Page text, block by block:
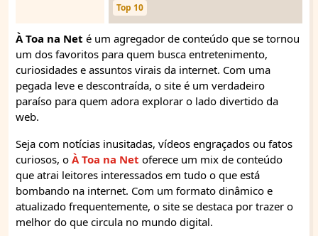
Top 10
À Toa na Net é um agregador de conteúdo que se tornou
um dos favoritos para quem busca entretenimento,
curiosidades e assuntos virais da internet. Com uma
pegada leve e descontraída, o site é um verdadeiro
paraíso para quem adora explorar o lado divertido da
web.
Seja com notícias inusitadas, vídeos engraçados ou fatos
curiosos, o À Toa na Net oferece um mix de conteúdo
que atrai leitores interessados em tudo o que está
bombando na internet. Com um formato dinâmico e
atualizado frequentemente, o site se destaca por trazer o
melhor do que circula no mundo digital.